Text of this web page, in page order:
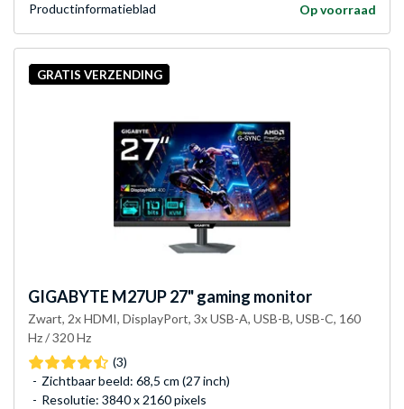
Op voorraad
Product­informatieblad
GRATIS VERZENDING
GIGABYTE M27UP 27" gaming monitor
Zwart, 2x HDMI, DisplayPort, 3x USB-A, USB-B, USB-C, 160
Hz / 320 Hz
(3)
Zichtbaar beeld: 68,5 cm (27 inch)
Resolutie: 3840 x 2160 pixels